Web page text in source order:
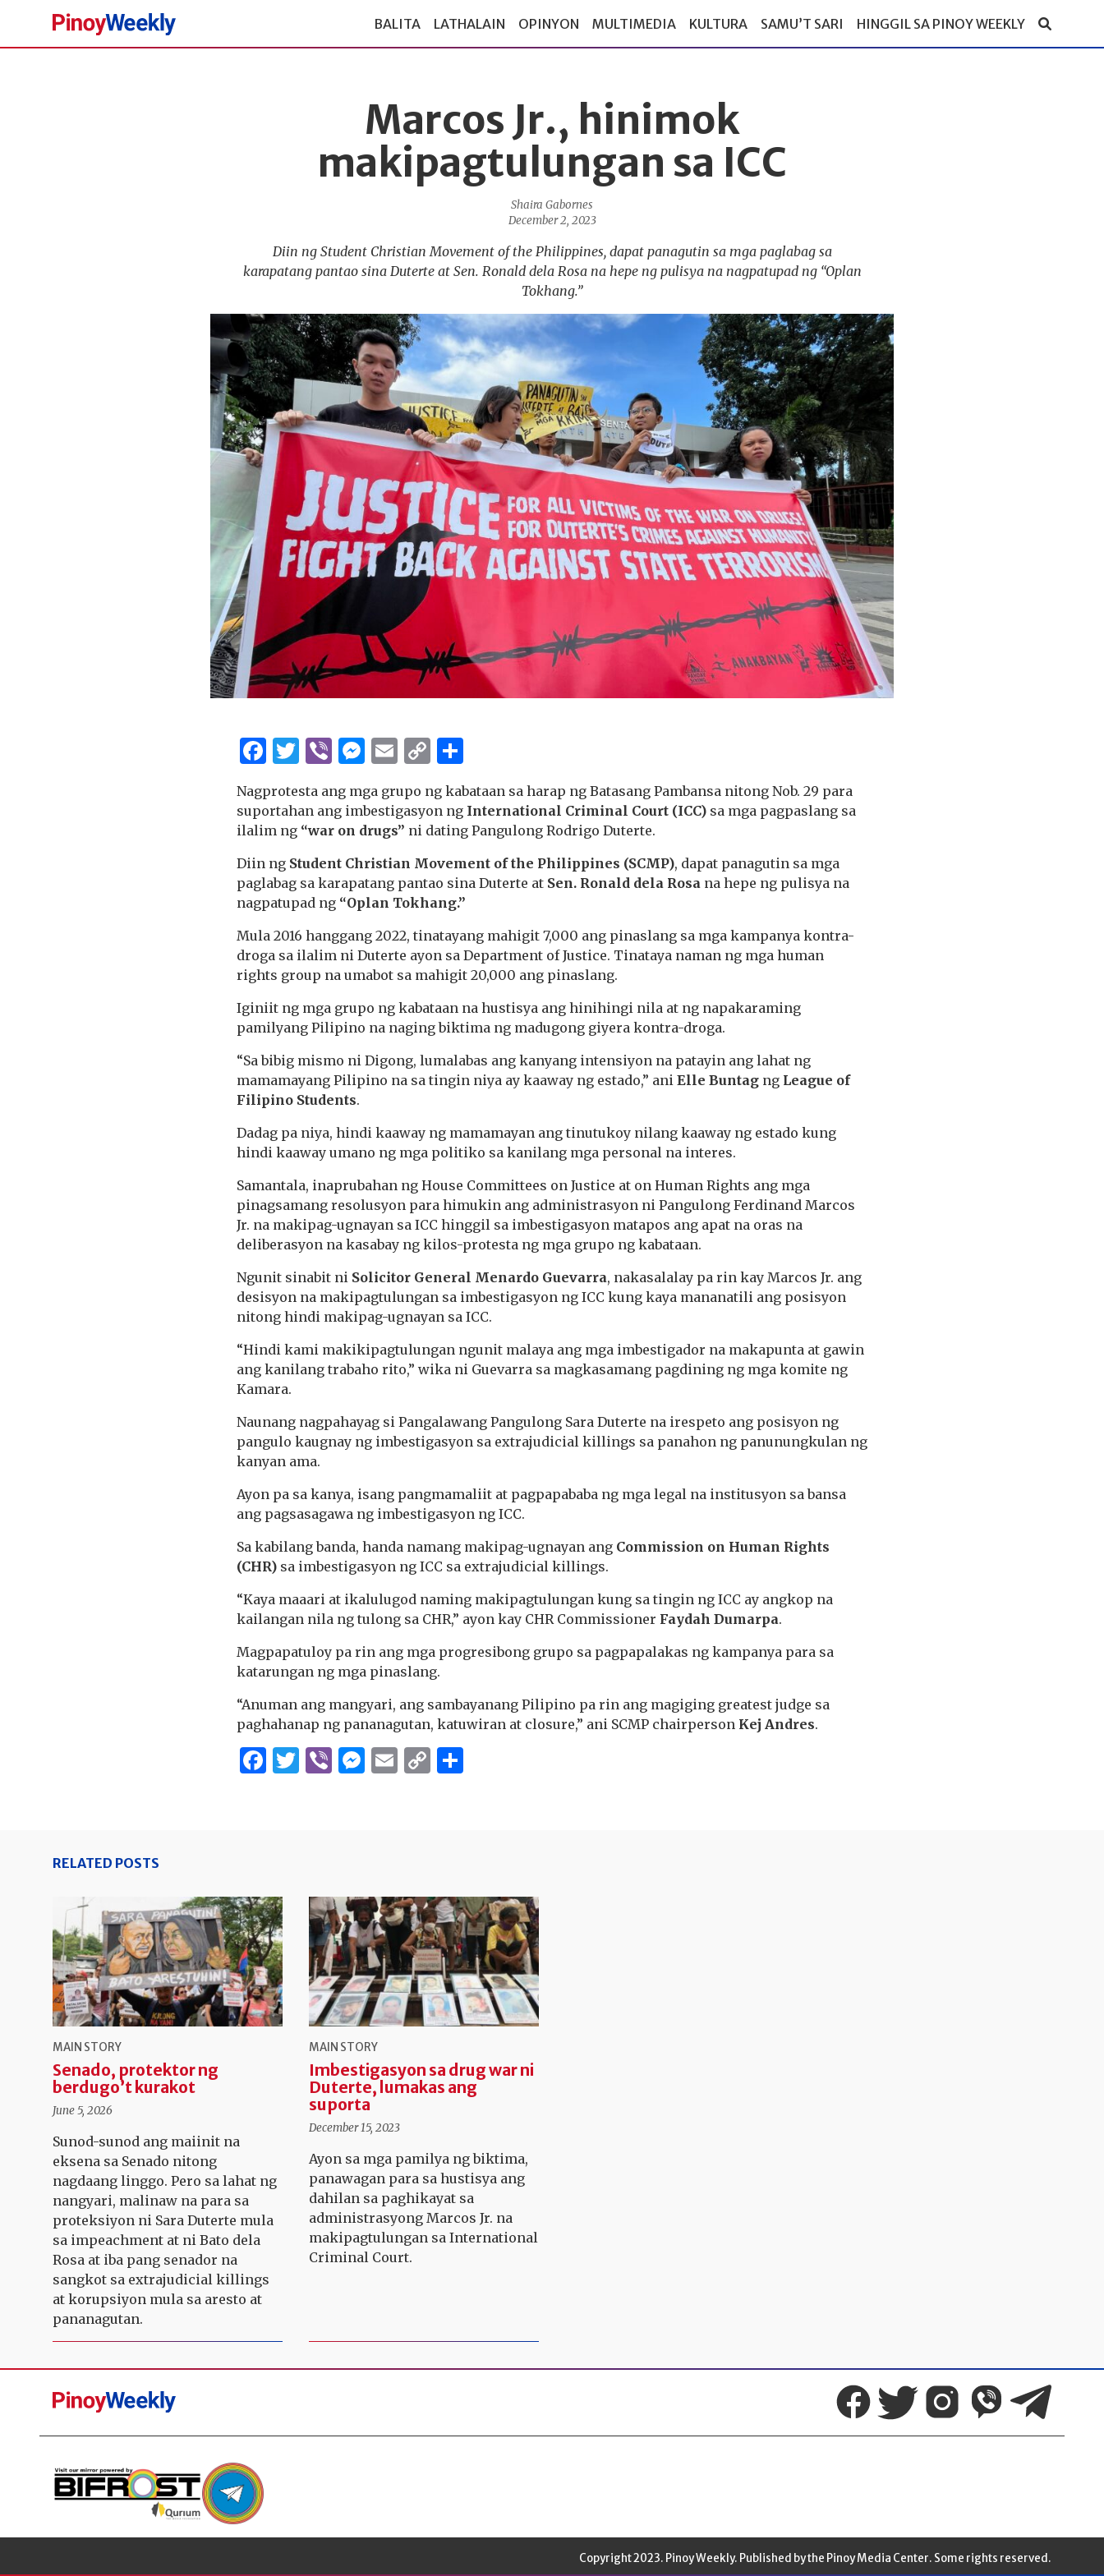
Pinoy
BALITA LATHALAIN OPINYON MULTIMEDIA KULTURA SAMU’T SARI HINGGIL SA PINOY WEEKLY
Marcos Jr., hinimok
makipagtulungan sa ICC
Shaira Gabornes
December 2, 2023
Diin ng Student Christian Movement of the Philippines, dapat panagutin sa mga paglabag sa
karapatang pantao sina Duterte at Sen. Ronald dela Rosa na hepe ng pulisya na nagpatupad ng “Oplan
Tokhang.”
Facebook
Twitter
ViberMessenger
Email
Copy
Link
Nagprotesta ang mga grupo ng kabataan sa harap ng Batasang Pambansa nitong Nob. 29 para
suportahan ang imbestigasyon ng International Criminal Court (ICC) sa mga pagpaslang sa
ilalim ng “war on drugs” ni dating Pangulong Rodrigo Duterte.
Diin ng Student Christian Movement of the Philippines (SCMP), dapat panagutin sa mga
paglabag sa karapatang pantao sina Duterte at Sen. Ronald dela Rosa na hepe ng pulisya na
nagpatupad ng “Oplan Tokhang.”
Mula 2016 hanggang 2022, tinatayang mahigit 7,000 ang pinaslang sa mga kampanya kontra-
droga sa ilalim ni Duterte ayon sa Department of Justice. Tinataya naman ng mga human
rights group na umabot sa mahigit 20,000 ang pinaslang.
Iginiit ng mga grupo ng kabataan na hustisya ang hinihingi nila at ng napakaraming
pamilyang Pilipino na naging biktima ng madugong giyera kontra-droga.
“Sa bibig mismo ni Digong, lumalabas ang kanyang intensiyon na patayin ang lahat ng
mamamayang Pilipino na sa tingin niya ay kaaway ng estado,” ani Elle Buntag ng League of
Filipino Students.
Dadag pa niya, hindi kaaway ng mamamayan ang tinutukoy nilang kaaway ng estado kung
hindi kaaway umano ng mga politiko sa kanilang mga personal na interes.
Samantala, inaprubahan ng House Committees on Justice at on Human Rights ang mga
pinagsamang resolusyon para himukin ang administrasyon ni Pangulong Ferdinand Marcos
Jr. na makipag-ugnayan sa ICC hinggil sa imbestigasyon matapos ang apat na oras na
deliberasyon na kasabay ng kilos-protesta ng mga grupo ng kabataan.
Ngunit sinabit ni Solicitor General Menardo Guevarra, nakasalalay pa rin kay Marcos Jr. ang
desisyon na makipagtulungan sa imbestigasyon ng ICC kung kaya mananatili ang posisyon
nitong hindi makipag-ugnayan sa ICC.
“Hindi kami makikipagtulungan ngunit malaya ang mga imbestigador na makapunta at gawin
ang kanilang trabaho rito,” wika ni Guevarra sa magkasamang pagdining ng mga komite ng
Kamara.
Naunang nagpahayag si Pangalawang Pangulong Sara Duterte na irespeto ang posisyon ng
pangulo kaugnay ng imbestigasyon sa extrajudicial killings sa panahon ng panunungkulan ng
kanyan ama.
Ayon pa sa kanya, isang pangmamaliit at pagpapababa ng mga legal na institusyon sa bansa
ang pagsasagawa ng imbestigasyon ng ICC.
Sa kabilang banda, handa namang makipag-ugnayan ang Commission on Human Rights
(CHR) sa imbestigasyon ng ICC sa extrajudicial killings.
“Kaya maaari at ikalulugod naming makipagtulungan kung sa tingin ng ICC ay angkop na
kailangan nila ng tulong sa CHR,” ayon kay CHR Commissioner Faydah Dumarpa.
Magpapatuloy pa rin ang mga progresibong grupo sa pagpapalakas ng kampanya para sa
katarungan ng mga pinaslang.
“Anuman ang mangyari, ang sambayanang Pilipino pa rin ang magiging greatest judge sa
paghahanap ng pananagutan, katuwiran at closure,” ani SCMP chairperson Kej Andres.
Facebook
Twitter
ViberMessenger
Email
Copy
RELATED POSTS
MAIN STORY
Senado, protektor ng
berdugo’t kurakot
June 5, 2026
Sunod-sunod ang maiinit na
eksena sa Senado nitong
nagdaang linggo. Pero sa lahat ng
nangyari, malinaw na para sa
proteksiyon ni Sara Duterte mula
sa impeachment at ni Bato dela
Rosa at iba pang senador na
sangkot sa extrajudicial killings
at korupsiyon mula sa aresto at
pananagutan.
MAIN STORY
Imbestigasyon sa drug war ni
Duterte, lumakas ang
suporta
December 15, 2023
Ayon sa mga pamilya ng biktima,
panawagan para sa hustisya ang
dahilan sa paghikayat sa
administrasyong Marcos Jr. na
makipagtulungan sa International
Criminal Court.
Pinoy
Weekly
Copyright 2023. Pinoy Weekly. Published by the Pinoy Media Center. Some rights reserved.